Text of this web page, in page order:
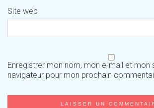
Site web
Enregistrer mon nom, mon e-mail et mon
navigateur pour mon prochain